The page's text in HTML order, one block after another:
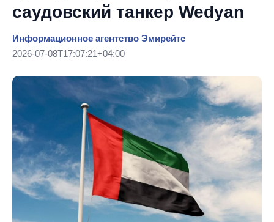
саудовский танкер Wedyan
Информационное агентство Эмирейтс
2026-07-08T17:07:21+04:00